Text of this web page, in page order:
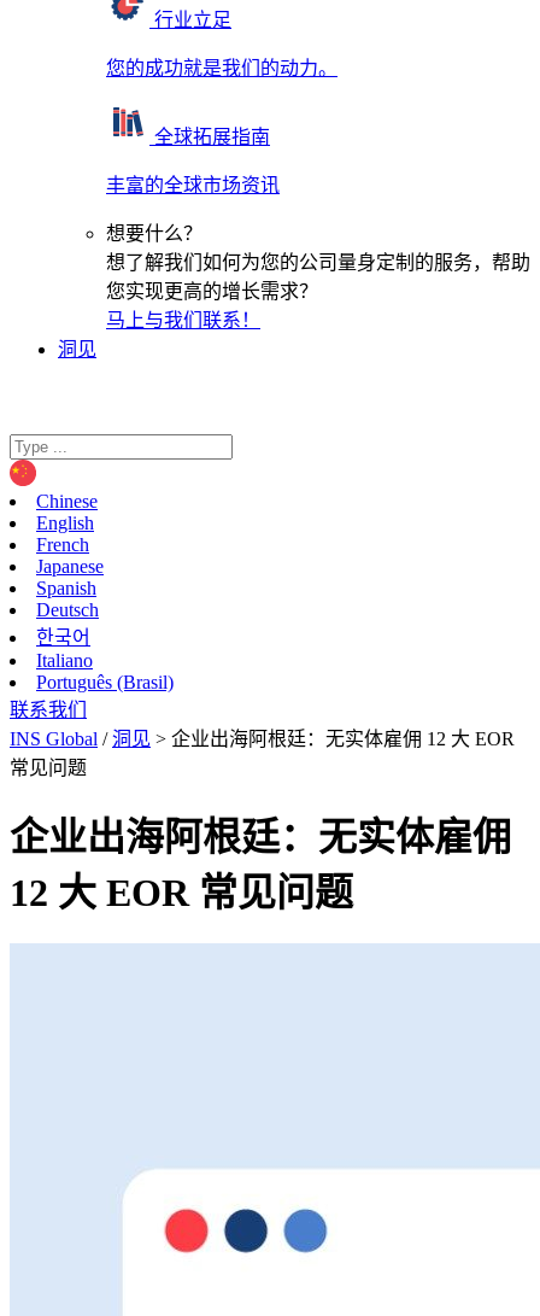
行业立足
您的成功就是我们的动力。
全球拓展指南
丰富的全球市场资讯
想要什么？
想了解我们如何为您的公司量身定制的服务，帮助
您实现更高的增长需求？
马上与我们联系！
洞见
Chinese
English
French
Japanese
Spanish
Deutsch
한국어
Italiano
Português (Brasil)
联系我们
INS Global /洞见 > 企业出海阿根廷：无实体雇佣 12 大 EOR
常见问题
企业出海阿根廷：无实体雇佣
12 大 EOR 常见问题